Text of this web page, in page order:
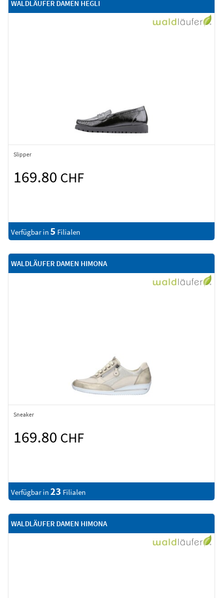
WALDLÄUFER DAMEN HEGLI
Slipper
169.80 CHF
Verfügbar in 5 Filialen
WALDLÄUFER DAMEN HIMONA
Sneaker
169.80 CHF
Verfügbar in 23 Filialen
WALDLÄUFER DAMEN HIMONA